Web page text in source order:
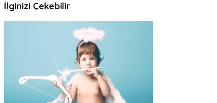
İlginizi Çekebilir